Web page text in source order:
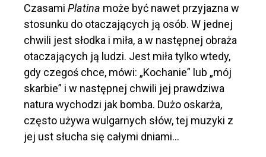
Czasami Platina może być nawet przyjazna w
stosunku do otaczających ją osób. W jednej
chwili jest słodka i miła, a w następnej obraża
otaczających ją ludzi. Jest miła tylko wtedy,
gdy czegoś chce, mówi: „Kochanie” lub „mój
skarbie” i w następnej chwili jej prawdziwa
natura wychodzi jak bomba. Dużo oskarża,
często używa wulgarnych słów, tej muzyki z
jej ust słucha się całymi dniami…